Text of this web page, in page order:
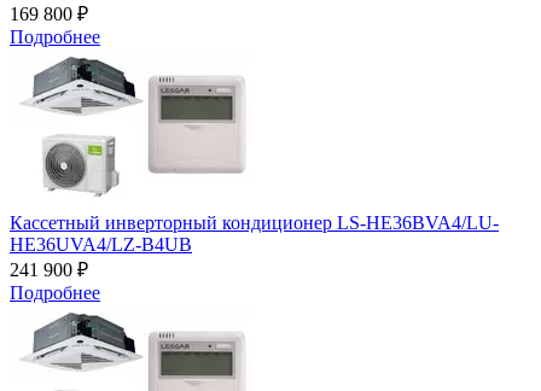
169 800 ₽
Подробнее
Кассетный инверторный кондиционер LS-HE36BVA4/LU-
HE36UVA4/LZ-B4UB
241 900 ₽
Подробнее